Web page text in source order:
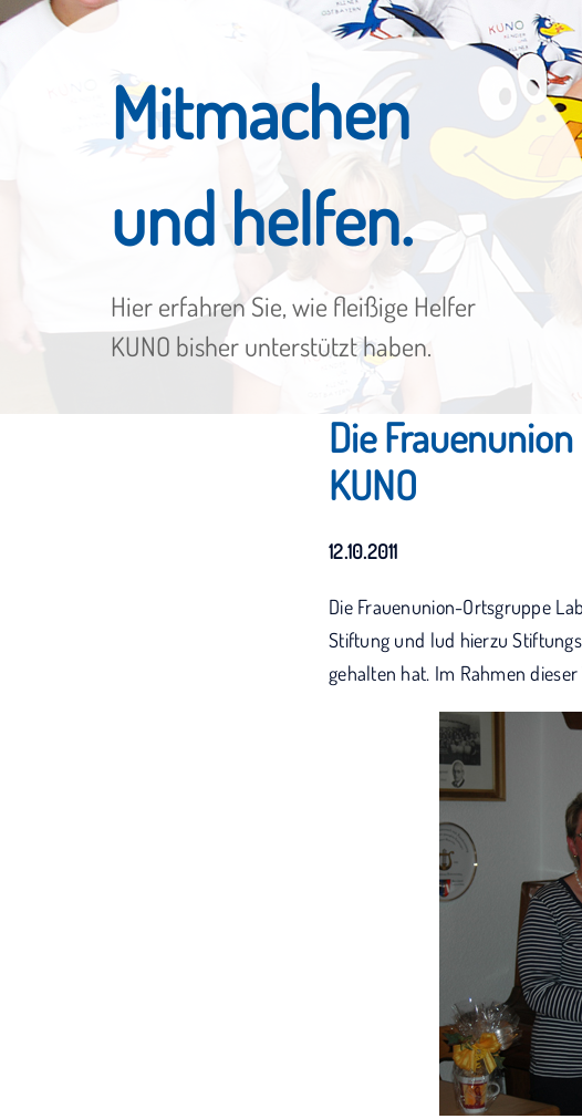
Mitmachen
und helfen.
Hier erfahren Sie, wie fleißige Helfer
KUNO bisher unterstützt haben.
Die
KUNO
12.10.2011
Die Frauenunion-Ortsgruppe
Stiftung und lud hierzu
gehalten hat. Im Rahmen